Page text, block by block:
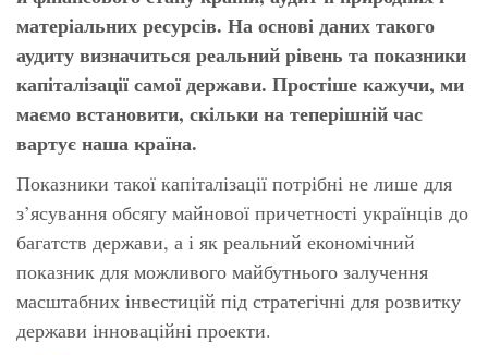
матеріальних ресурсів. На основі даних такого
аудиту визначиться реальний рівень та показники
капіталізації самої держави. Простіше кажучи, ми
маємо встановити, скільки на теперішній час
вартує наша країна.
Показники такої капіталізації потрібні не лише для
з’ясування обсягу майнової причетності українців до
багатств держави, а і як реальний економічний
показник для можливого майбутнього залучення
масштабних інвестицій під стратегічні для розвитку
держави інноваційні проекти.